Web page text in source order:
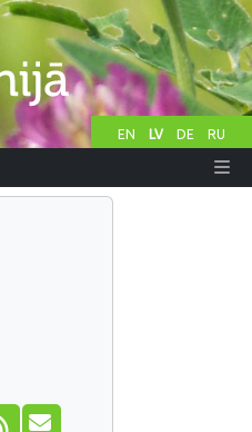
EN LV DE RU